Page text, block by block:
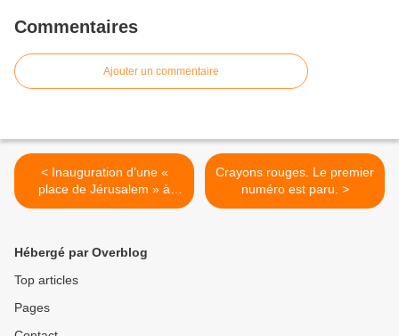
Commentaires
Ajouter un commentaire
< Inauguration d’une «
place de Jérusalem » à
Paris : communistes,
municipalité d’Anne Hidalgo
à la politique de l’Etat
Crayons rouges. Le premier
numéro est paru. >
Hébergé par Overblog
Top articles
Pages